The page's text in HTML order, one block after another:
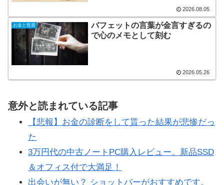
2026.08.05
お金と投資
バフェットの言葉が金言すぎるの
で心のメモとして刻む
2026.05.26
意外と読まれている記事
【悲報】お金の診断をして貰った結果が悲惨だっ
た
3万円代の中古ノートPC購入レビュー。新品SSD
＆オフィス付で大満足！
出会いが無い？ ショットバーがおすすめです。